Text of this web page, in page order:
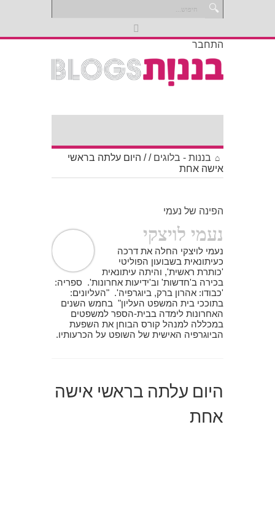
התחבר
בננות - בלוגים /
/ היום עלתה בראשי
אישה אחת
הפינה של נעמי
נעמי לויצקי
נעמי לויצקי החלה את דרכה
כעיתונאית בשבועון הפוליטי
'כותרת ראשית', והיתה עיתונאית
בכירה ב'חדשות' וב'ידיעות אחרונות'. ספריה:
'כבודו: אהרון ברק, ביוגרפיה'. "העליונים:
בתוככי בית המשפט העליון" בחמש השנים
האחרונות לימדה בבית-הספר למשפטים
במכללה למנהל קורס הבוחן את השפעת
הביוגרפיה האישית של השופט על הכרעותיו.
היום עלתה בראשי אישה
אחת